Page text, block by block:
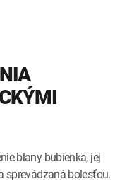
blany bubienka, jej
sprevádzaná bolesťou.